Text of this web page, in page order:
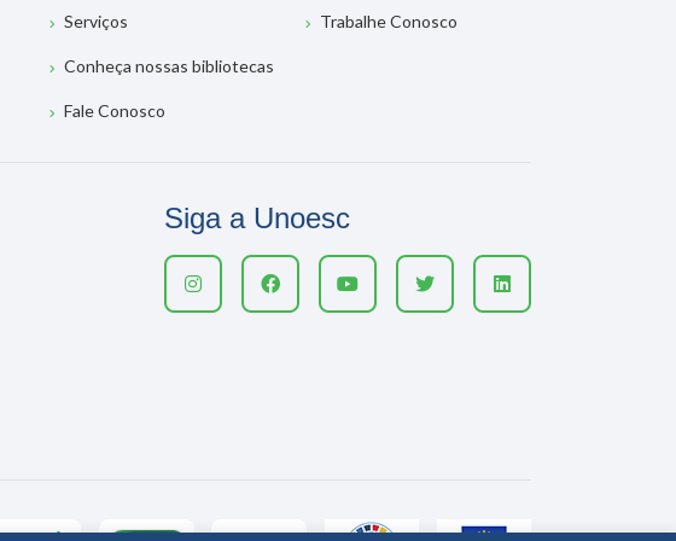
Serviços
Conheça nossas bibliotecas
Fale Conosco
Trabalhe Conosco
Siga a Unoesc